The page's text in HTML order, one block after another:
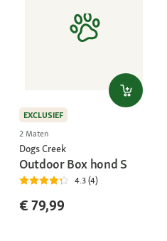
EXCLUSIEF
2 Maten
Dogs Creek
Outdoor Box hond S
4.3 (4)
€ 79,99